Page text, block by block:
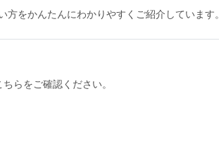
をかんたんにわかりやすくご紹介しています。
らをご確認ください。